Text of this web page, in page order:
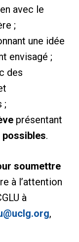
avec le
;
une idée
envisagé ;
des
;
présentant
.
soumettre
à l’attention
à
,